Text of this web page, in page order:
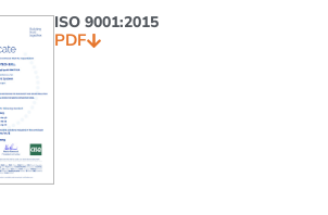
ISO 9001:2015
PDF